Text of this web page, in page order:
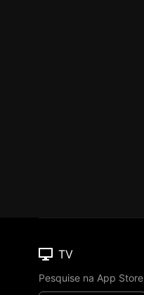
TV
Pesquise na App Store